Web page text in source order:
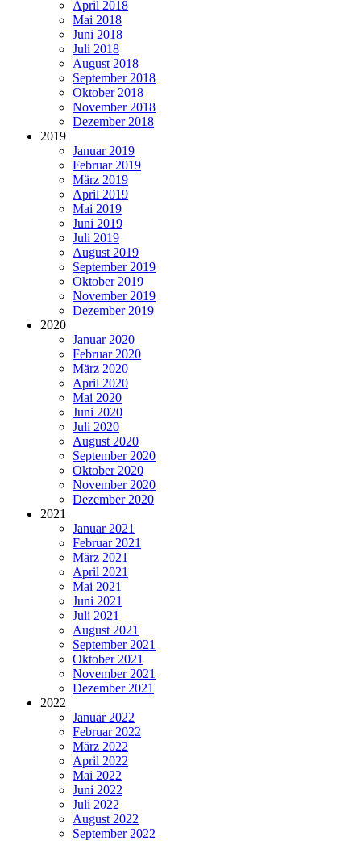
April 2018
Mai 2018
Juni 2018
Juli 2018
August 2018
September 2018
Oktober 2018
November 2018
Dezember 2018
2019
Januar 2019
Februar 2019
März 2019
April 2019
Mai 2019
Juni 2019
Juli 2019
August 2019
September 2019
Oktober 2019
November 2019
Dezember 2019
2020
Januar 2020
Februar 2020
März 2020
April 2020
Mai 2020
Juni 2020
Juli 2020
August 2020
September 2020
Oktober 2020
November 2020
Dezember 2020
2021
Januar 2021
Februar 2021
März 2021
April 2021
Mai 2021
Juni 2021
Juli 2021
August 2021
September 2021
Oktober 2021
November 2021
Dezember 2021
2022
Januar 2022
Februar 2022
März 2022
April 2022
Mai 2022
Juni 2022
Juli 2022
August 2022
September 2022